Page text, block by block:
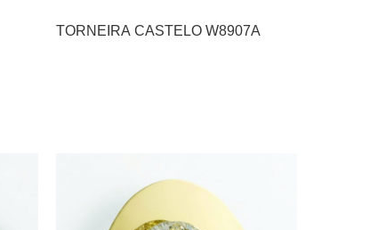
TORNEIRA CASTELO W8907A